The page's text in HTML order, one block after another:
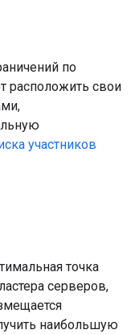
по
расположить свои
участников
точка
серверов,
наибольшую